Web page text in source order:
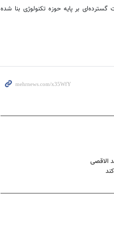
بر پایه حوزه تکنولوژی بنا شده
الاقصی